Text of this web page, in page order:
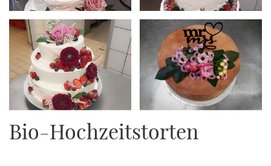
Bio-Hochzeitstorten